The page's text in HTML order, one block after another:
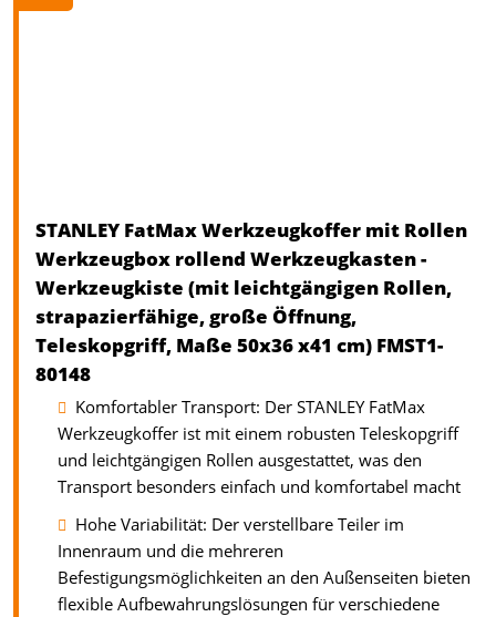
STANLEY FatMax Werkzeugkoffer mit Rollen
Werkzeugbox rollend Werkzeugkasten -
Werkzeugkiste (mit leichtgängigen Rollen,
strapazierfähige, große Öffnung,
Teleskopgriff, Maße 50x36 x41 cm) FMST1-
80148
Komfortabler Transport: Der STANLEY FatMax
Werkzeugkoffer ist mit einem robusten Teleskopgriff
und leichtgängigen Rollen ausgestattet, was den
Transport besonders einfach und komfortabel macht
Hohe Variabilität: Der verstellbare Teiler im
Innenraum und die mehreren
Befestigungsmöglichkeiten an den Außenseiten bieten
flexible Aufbewahrungslösungen für verschiedene